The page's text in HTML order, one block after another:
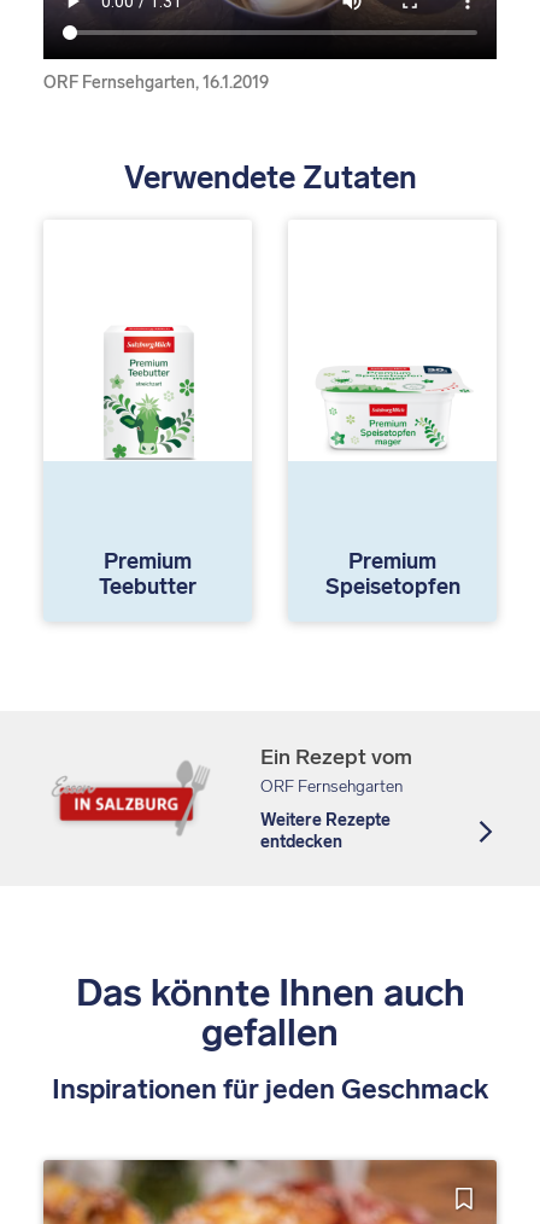
ORF Fernsehgarten, 16.1.2019
Verwendete Zutaten
Premium
Teebutter
Premium
Speisetopfen
Ein Rezept vom
ORF Fernsehgarten
Weitere Rezepte
entdecken
Das könnte Ihnen auch
gefallen
Inspirationen für jeden Geschmack